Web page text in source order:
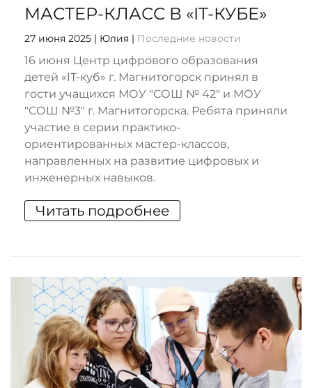
МАСТЕР-КЛАСС В «IT-КУБЕ»
27 июня 2025 | Юлия | Последние новости
16 июня Центр цифрового образования
детей «IT-куб» г. Магнитогорск принял в
гости учащихся МОУ "СОШ № 42" и МОУ
"СОШ №3" г. Магнитогорска. Ребята приняли
участие в серии практико-
ориентированных мастер-классов,
направленных на развитие цифровых и
инженерных навыков.
Читать подробнее